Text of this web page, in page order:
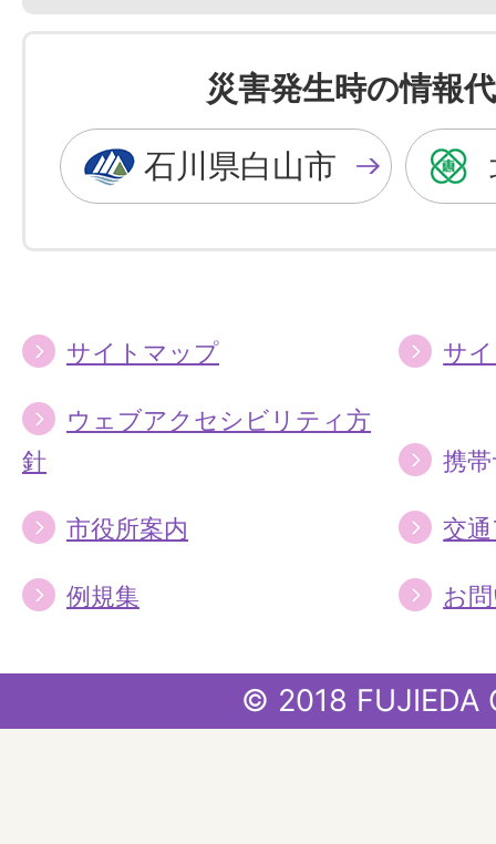
色
を
黒
色
に
色
を
青
色
に
災害発生時の情報
石川県白山市
サイトマップ サ
ウェブアクセシビリティ方
針
携
市役所案内 交
例規集 お
© 2018 FUJIEDA